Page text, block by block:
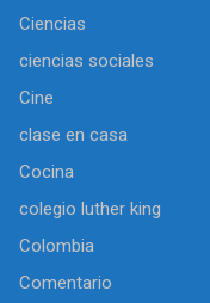
Ciencias
ciencias sociales
Cine
clase en casa
Cocina
colegio luther king
Colombia
Comentario